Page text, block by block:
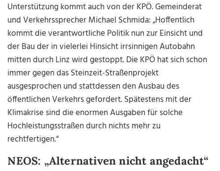
Unterstützung kommt auch von der KPÖ. Gemeinderat
und Verkehrssprecher Michael Schmida: „Hoffentlich
kommt die verantwortliche Politik nun zur Einsicht und
der Bau der in vielerlei Hinsicht irrsinnigen Autobahn
mitten durch Linz wird gestoppt. Die KPÖ hat sich schon
immer gegen das Steinzeit-Straßenprojekt
ausgesprochen und stattdessen den Ausbau des
öffentlichen Verkehrs gefordert. Spätestens mit der
Klimakrise sind die enormen Ausgaben für solche
Hochleistungsstraßen durch nichts mehr zu
rechtfertigen.“
NEOS: „Alternativen nicht angedacht“